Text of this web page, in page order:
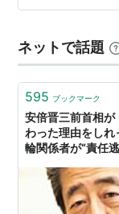
致します。 私
に合格すること
士試験を受験さ
ます。 ※2021年
ネットで話題
595 ブックマーク
安倍晋三前首相
わった理由をし
輪関係者が“責任